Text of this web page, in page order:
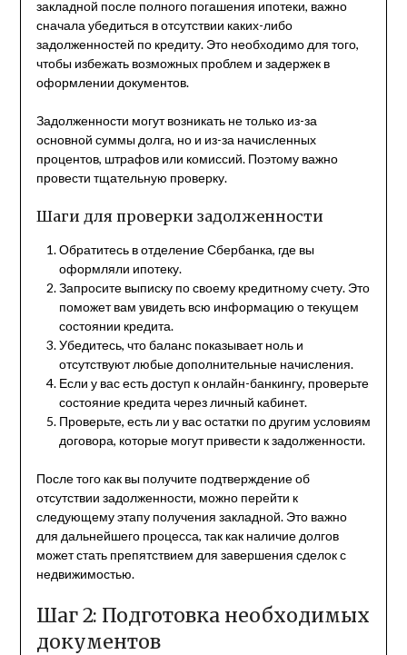
закладной после полного погашения ипотеки, важно
сначала убедиться в отсутствии каких-либо
задолженностей по кредиту. Это необходимо для того,
чтобы избежать возможных проблем и задержек в
оформлении документов.
Задолженности могут возникать не только из-за
основной суммы долга, но и из-за начисленных
процентов, штрафов или комиссий. Поэтому важно
провести тщательную проверку.
Шаги для проверки задолженности
Обратитесь в отделение Сбербанка, где вы
оформляли ипотеку.
Запросите выписку по своему кредитному счету. Это
поможет вам увидеть всю информацию о текущем
состоянии кредита.
Убедитесь, что баланс показывает ноль и
отсутствуют любые дополнительные начисления.
Если у вас есть доступ к онлайн-банкингу, проверьте
состояние кредита через личный кабинет.
Проверьте, есть ли у вас остатки по другим условиям
договора, которые могут привести к задолженности.
После того как вы получите подтверждение об
отсутствии задолженности, можно перейти к
следующему этапу получения закладной. Это важно
для дальнейшего процесса, так как наличие долгов
может стать препятствием для завершения сделок с
недвижимостью.
Шаг 2: Подготовка необходимых
документов